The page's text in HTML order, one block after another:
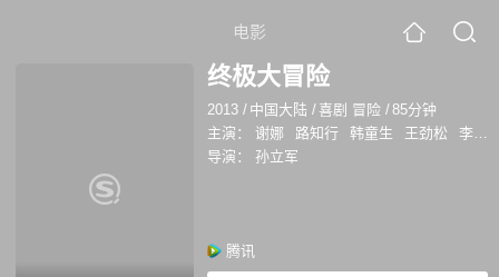
电影
终极大冒险
2013 / 中国大陆 /喜剧 冒险 /85分钟
主演：
谢娜 路知行 韩童生 王劲松 李扬
导演：
孙立军
腾讯